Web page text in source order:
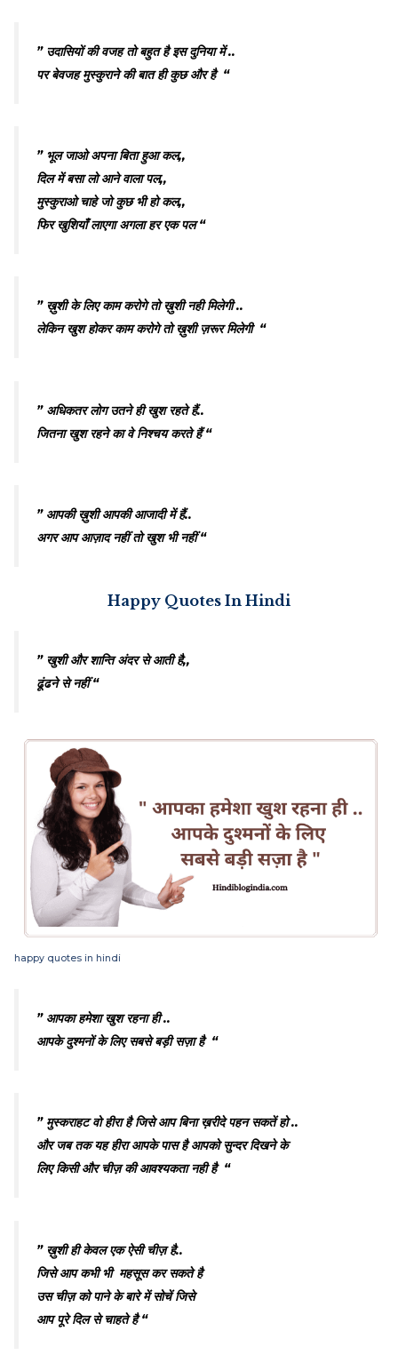
” उदासियों की वजह तो बहुत है इस दुनिया में ..
पर बेवजह मुस्कुराने की बात ही कुछ और है “
” भूल जाओ अपना बिता हुआ कल,,
दिल में बसा लो आने वाला पल,,
मुस्कुराओ चाहे जो कुछ भी हो कल,,
फिर खुशियाँ लाएगा अगला हर एक पल “
” ख़ुशी के लिए काम करोगे तो ख़ुशी नही मिलेगी ..
लेकिन खुश होकर काम करोगे तो ख़ुशी ज़रूर मिलेगी “
” अधिकतर लोग उतने ही खुश रहते हैं..
जितना खुश रहने का वे निश्चय करते हैं “
” आपकी ख़ुशी आपकी आजादी में हैं..
अगर आप आज़ाद नहीं तो खुश भी नहीं “
Happy Quotes In Hindi
” खुशी और शान्ति अंदर से आती है,,
ढूंढने से नहीं “
happy quotes in hindi
” आपका हमेशा खुश रहना ही ..
आपके दुश्मनों के लिए सबसे बड़ी सज़ा है “
” मुस्कराहट वो हीरा है जिसे आप बिना ख़रीदे पहन सकतें हो ..
और जब तक यह हीरा आपके पास है आपको सुन्दर दिखने के
लिए किसी और चीज़ की आवश्यकता नही है “
” ख़ुशी ही केवल एक ऐसी चीज़ है..
जिसे आप कभी भी महसूस कर सकते है
उस चीज़ को पाने के बारे में सोचें जिसे
आप पूरे दिल से चाहते है “